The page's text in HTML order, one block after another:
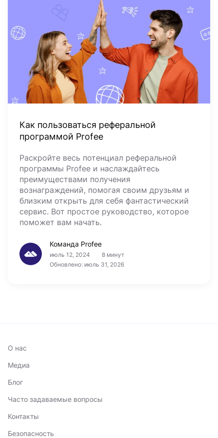
Как пользоваться реферальной
программой Profee
Раскройте весь потенциал реферальной
программы Profee и наслаждайтесь
преимуществами получения
вознаграждений, помогая своим друзьям и
близким открыть для себя фантастический
сервис. Вот простое руководство, которое
поможет вам начать.
Команда Profee
июль 12, 2024
8 минут
Обновлено: июль 31, 2026
О нас
Медиа
Блог
Часто задаваемые вопросы
Контакты
Безопасность